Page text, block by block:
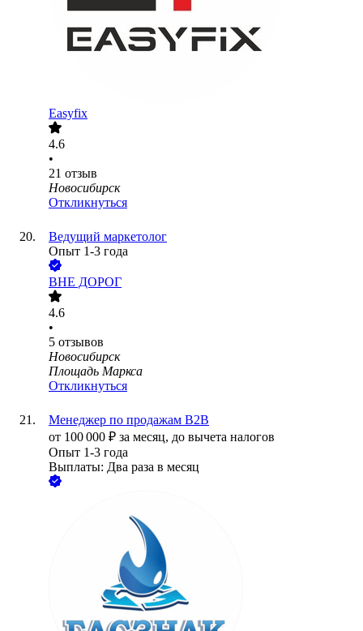
Easyfix
4.6
•
21 отзыв
Новосибирск
Откликнуться
Ведущий маркетолог
Опыт 1-3 года
ВНЕ ДОРОГ
4.6
•
5 отзывов
Новосибирск
Площадь Маркса
Откликнуться
Менеджер по продажам B2B
от 100 000 ₽ за месяц, до вычета налогов
Опыт 1-3 года
Выплаты: Два раза в месяц